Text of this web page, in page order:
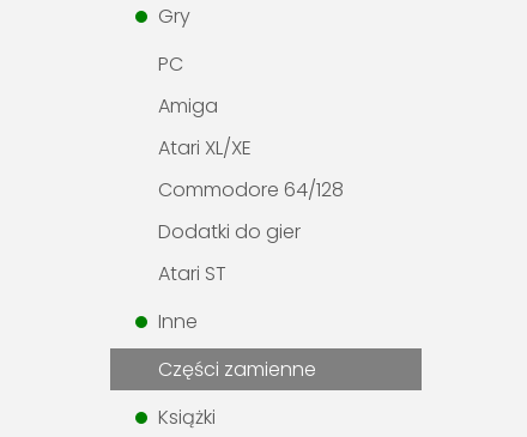
Gry
PC
Amiga
Atari XL/XE
Commodore 64/128
Dodatki do gier
Atari ST
Inne
Części zamienne
Książki